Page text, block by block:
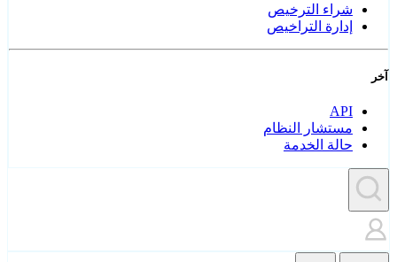
شراء الترخيص
إدارة التراخيص
آخر
API
مستشار النظام
حالة الخدمة